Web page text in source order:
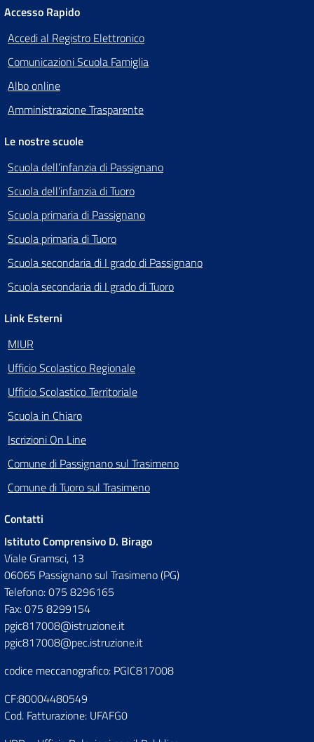
Accesso Rapido
Accedi al Registro Elettronico
Comunicazioni Scuola Famiglia
Albo online
Amministrazione Trasparente
Le nostre scuole
Scuola dell’infanzia di Passignano
Scuola dell’infanzia di Tuoro
Scuola primaria di Passignano
Scuola primaria di Tuoro
Scuola secondaria di I grado di Passignano
Scuola secondaria di I grado di Tuoro
Link Esterni
MIUR
Ufficio Scolastico Regionale
Ufficio Scolastico Territoriale
Scuola in Chiaro
Iscrizioni On Line
Comune di Passignano sul Trasimeno
Comune di Tuoro sul Trasimeno
Contatti
Istituto Comprensivo D. Birago
Viale Gramsci, 13
06065 Passignano sul Trasimeno (PG)
Telefono: 075 8296165
Fax: 075 8299154
pgic817008@istruzione.it
pgic817008@pec.istruzione.it
codice meccanografico: PGIC817008
CF:80004480549
Cod. Fatturazione: UFAFG0